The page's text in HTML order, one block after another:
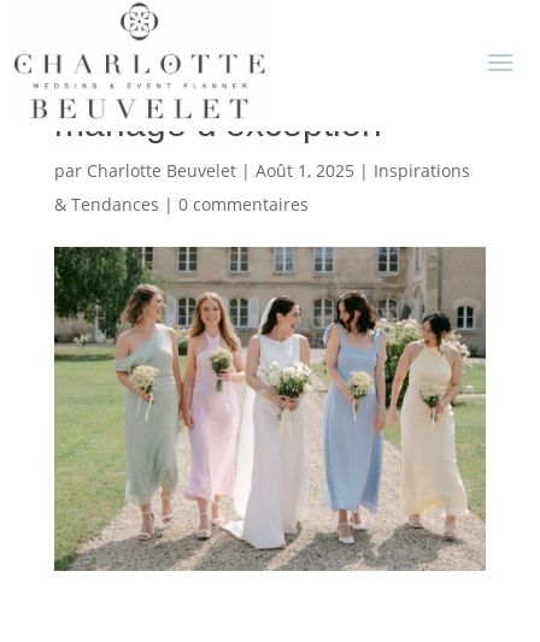
Dress code invités pour un
mariage d’exception
par Charlotte Beuvelet| Août 1, 2025 | Inspirations
& Tendances | 0 commentaires